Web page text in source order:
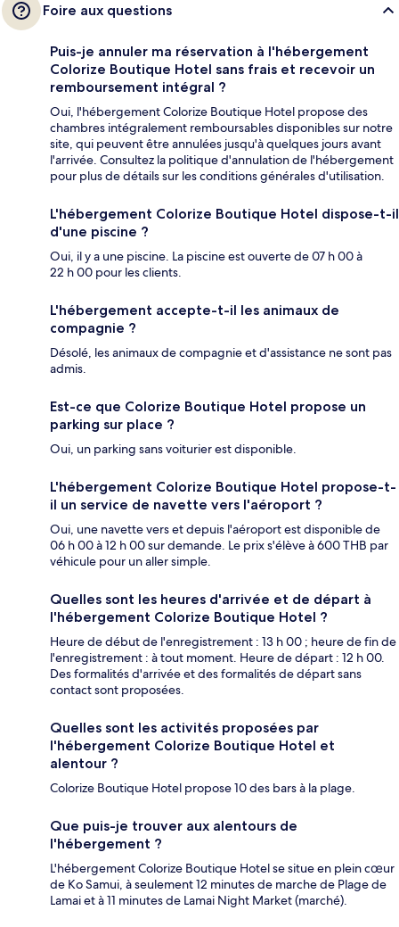
Foire aux questions
Puis-je annuler ma réservation à l'hébergement
Colorize Boutique Hotel sans frais et recevoir un
remboursement intégral ?
Oui, l'hébergement Colorize Boutique Hotel propose des
chambres intégralement remboursables disponibles sur notre
site, qui peuvent être annulées jusqu'à quelques jours avant
l'arrivée. Consultez la politique d'annulation de l'hébergement
pour plus de détails sur les conditions générales d'utilisation.
L'hébergement Colorize Boutique Hotel dispose-t-il
d'une piscine ?
Oui, il y a une piscine. La piscine est ouverte de 07 h 00 à
22 h 00 pour les clients.
L'hébergement accepte-t-il les animaux de
compagnie ?
Désolé, les animaux de compagnie et d'assistance ne sont pas
admis.
Est-ce que Colorize Boutique Hotel propose un
parking sur place ?
Oui, un parking sans voiturier est disponible.
L'hébergement Colorize Boutique Hotel propose-t-
il un service de navette vers l'aéroport ?
Oui, une navette vers et depuis l'aéroport est disponible de
06 h 00 à 12 h 00 sur demande. Le prix s'élève à 600 THB par
véhicule pour un aller simple.
Quelles sont les heures d'arrivée et de départ à
l'hébergement Colorize Boutique Hotel ?
Heure de début de l'enregistrement : 13 h 00 ; heure de fin de
l'enregistrement : à tout moment. Heure de départ : 12 h 00.
Des formalités d'arrivée et des formalités de départ sans
contact sont proposées.
Quelles sont les activités proposées par
l'hébergement Colorize Boutique Hotel et
alentour ?
Colorize Boutique Hotel propose 10 des bars à la plage.
Que puis-je trouver aux alentours de
l'hébergement ?
L'hébergement Colorize Boutique Hotel se situe en plein cœur
de Ko Samui, à seulement 12 minutes de marche de Plage de
Lamai et à 11 minutes de Lamai Night Market (marché).